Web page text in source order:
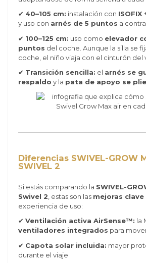
✔ 40–105 cm: instalación con
y uso con arnés de 5 puntos a
✔ 100–125 cm: uso como elevador
puntos del coche. Aunque la silla se
coche, el niño viaja con el cinturón del
✔ Transición sencilla: el arnés se
respaldo y la pata de apoyo se
Diferencias SWIVEL-GROW
SWIVEL 2
Si estás comparando la SWIVEL-
Swivel 2 , estas son las mejoras clave
experiencia de uso:
✔ Ventilación activa AirSense™: la
ventiladores integrados para
✔ Capota solar incluida: mayor
durante el viaje